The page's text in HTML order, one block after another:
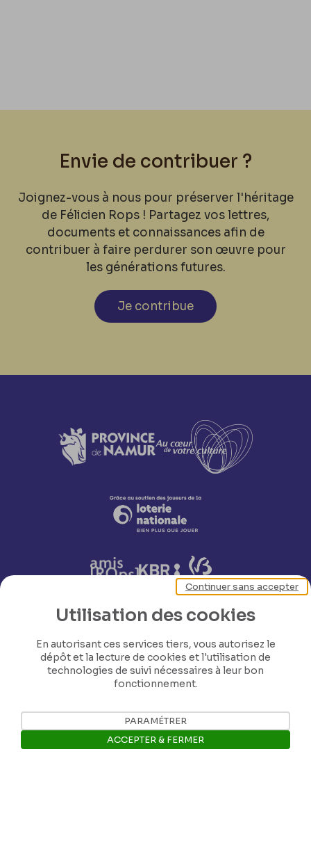
Envie de contribuer ?
Joignez-vous à nous pour préserver l'héritage
de Félicien Rops ! Partagez vos lettres,
documents et connaissances afin de
contribuer à faire perdurer son œuvre pour
les générations futures.
Je contribue
Nos coordonnées
Tél: +32 81 77 67 55
E-mail: info@museerops.be
Utilisation des cookies
En autorisant ces services tiers, vous autorisez le
dépôt et la lecture de cookies et l'utilisation de
technologies de suivi nécessaires à leur bon
fonctionnement.
Continuer sans accepter
PARAMÉTRER
ACCEPTER & FERMER